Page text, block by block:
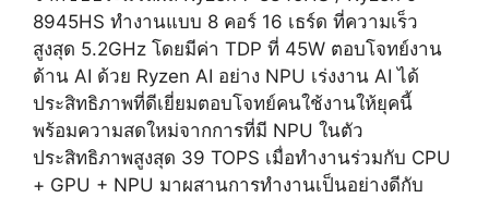
8945HS ทำงานแบบ 8 คอร์ 16 เธร์ด ที่ความเร็ว
สูงสุด 5.2GHz โดยมีค่า TDP ที่ 45W ตอบโจทย์งาน
ด้าน AI ด้วย Ryzen AI อย่าง NPU เร่งงาน AI ได้
ประสิทธิภาพที่ดีเยี่ยมตอบโจทย์คนใช้งานให้ยุคนี้
พร้อมความสดใหม่จากการที่มี NPU ในตัว
ประสิทธิภาพสูงสุด 39 TOPS เมื่อทำงานร่วมกับ CPU
+ GPU + NPU มาผสานการทำงานเป็นอย่างดีกับ